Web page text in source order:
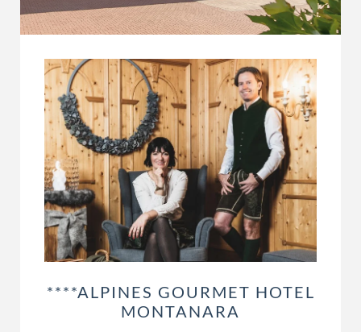
****ALPINES GOURMET HOTEL
MONTANARA